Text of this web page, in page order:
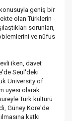
geniş bir
olan Türklerin
sorunları,
ve nüfus
iken, davet
Seul'deki
University of
üyesi olarak
Türk kültürü
Güney Kore'de
katkı